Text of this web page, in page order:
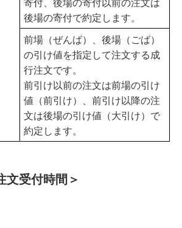
寄付、後場の寄付以前の注文は
後場の寄付で約定します。
前場（ぜんば）、後場（ごば）
の引け値を指定して注文する成
行注文です。
前引け以前の注文は前場の引け
値（前引け）、前引け以降の注
文は後場の引け値（大引け）で
約定します。
文受付時間＞